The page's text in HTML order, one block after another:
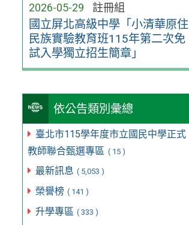
2026-05-29 註冊組
國立屏北高級中學「小清華原住
民族實驗教育班115年第二次免
試入學獨立招生簡章」
依公告類別彙總
臺北市115學年度市立國民中學正式
教師聯合甄選專區 ( 15 )
最新訊息 ( 5,053 )
榮譽榜 ( 141 )
升學專區 ( 333 )